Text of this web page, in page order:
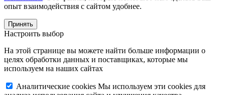
опыт взаимодействия с сайтом удобнее.
Принять
Настроить выбор
На этой странице вы можете найти больше информации о
целях обработки данных и поставщиках, которые мы
используем на наших сайтах
Аналитические cookies Мы используем эти cookies для